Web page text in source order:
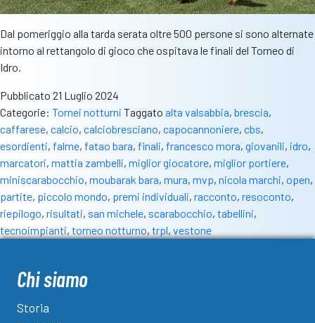
Dal pomeriggio alla tarda serata oltre 500 persone si sono alternate
intorno al rettangolo di gioco che ospitava le finali del Torneo di
Idro.
Pubblicato 21 Luglio 2024
Categorie: Tornei notturni Taggato alta valsabbia, brescia,
caffarese, calcio, calciobresciano, capocannoniere, cbs,
esordienti, falme, fatao bara, finali, francesco mora, giovanili, idro,
marcatori, mattia zambelli, miglior giocatore, miglior portiere,
miniscarabocchio, moubarak bara, mura, mvp, nicola marchi, open,
partite, piccolo mondo, premi individuali, racconto, resoconto,
riepilogo, risultati, san michele, scarabocchio, tabellini,
tecnoimpianti, torneo notturno, trpl, vestone
Chi siamo
Storia